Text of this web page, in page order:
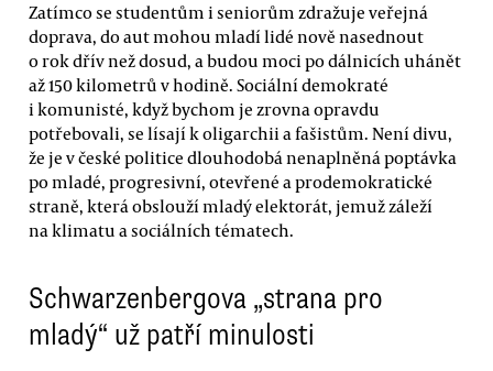
Zatímco se studentům i seniorům zdražuje veřejná
doprava, do aut mohou mladí lidé nově nasednout
o rok dřív než dosud, a budou moci po dálnicích uhánět
až 150 kilometrů v hodině. Sociální demokraté
i komunisté, když bychom je zrovna opravdu
potřebovali, se lísají k oligarchii a fašistům. Není divu,
že je v české politice dlouhodobá nenaplněná poptávka
po mladé, progresivní, otevřené a prodemokratické
straně, která obslouží mladý elektorát, jemuž záleží
na klimatu a sociálních tématech.
Schwarzenbergova „strana pro
mladý“ už patří minulosti